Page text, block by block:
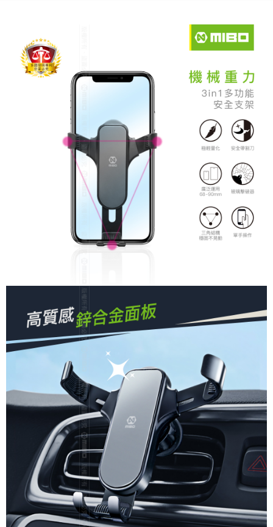
線上付款後全家取貨
每筆NT$60，滿NT$699(含以上)免運費
每筆NT$60，滿NT$699(含以上)免運費
線上付款後7-11取貨
每筆NT$60，滿NT$699(含以上)免運費
每筆NT$60，滿NT$699(含以上)免運費